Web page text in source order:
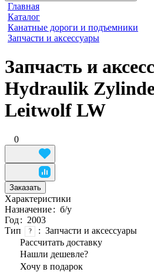
Главная
Каталог
Канатные дороги и подъемники
Запчасти и аксессуары
Запчасть и
Hydraulik
Leitwolf LW
0
Заказать
Характеристики
Назначение: б/у
Год: 2003
Тип
? : Запчасти и аксессуары
Рассчитать доставку
Нашли дешевле?
Хочу в подарок